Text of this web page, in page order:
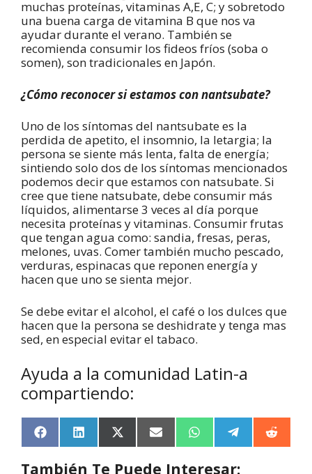
muchas proteínas, vitaminas A,E, C; y sobretodo
una buena carga de vitamina B que nos va
ayudar durante el verano. También se
recomienda consumir los fideos fríos (soba o
somen), son tradicionales en Japón.
¿Cómo reconocer si estamos con nantsubate?
Uno de los síntomas del nantsubate es la
perdida de apetito, el insomnio, la letargia; la
persona se siente más lenta, falta de energía;
sintiendo solo dos de los síntomas mencionados
podemos decir que estamos con natsubate. Si
cree que tiene natsubate, debe consumir más
líquidos, alimentarse 3 veces al día porque
necesita proteínas y vitaminas. Consumir frutas
que tengan agua como: sandia, fresas, peras,
melones, uvas. Comer también mucho pescado,
verduras, espinacas que reponen energía y
hacen que uno se sienta mejor.
Se debe evitar el alcohol, el café o los dulces que
hacen que la persona se deshidrate y tenga mas
sed, en especial evitar el tabaco.
Ayuda a la comunidad Latin-a
compartiendo:
F
a
L
i
X
(
E
m
a
W
h e
R
e
También Te Puede Interesar: